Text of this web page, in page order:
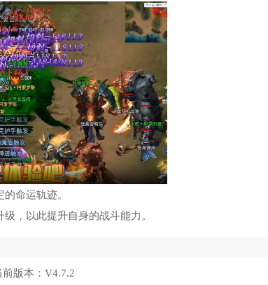
命运轨迹。
，以此提升自身的战斗能力。
前版本： V4.7.2